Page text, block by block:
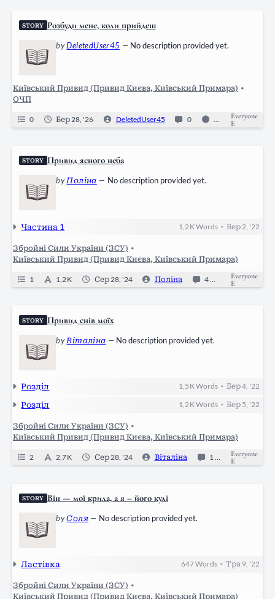
STORY Розбуди мене, коли прийдеш
byDeletedUser45 — No description provided yet.
Київський Привид (Привид Києва, Київський Примара) •
ОЧП
0 Бер 28, '26 DeletedUser45 0
Everyone
E
STORY Привид ясного неба
byПоліна — No description provided yet.
Частина 1 1,2 KWords •Бер 2, '22
Збройні Сили України (ЗСУ) •
Київський Привид (Привид Києва, Київський Примара)
1 1,2 K Сер 28, '24 Поліна 4 Ongoing
Everyone
E
STORY Привид снів моїх
byВіталіна — No description provided yet.
Розділ 1,5 KWords •Бер 4, '22
Розділ 1,2 KWords •Бер 5, '22
Збройні Сили України (ЗСУ) •
Київський Привид (Привид Києва, Київський Примара)
2 2,7 K Сер 28, '24 Віталіна 1 Ongoing
Everyone
E
STORY Він — мої крила, а я – його кулі
byСоля — No description provided yet.
Ластівка 647Words •Тра 9, '22
Збройні Сили України (ЗСУ) •
Київський Привид (Привид Києва, Київський Примара)